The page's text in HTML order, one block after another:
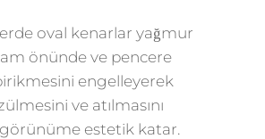
oval kenarlar yağmur
önünde ve pencere
engelleyerek
ve atılmasını
görünüme estetik katar.